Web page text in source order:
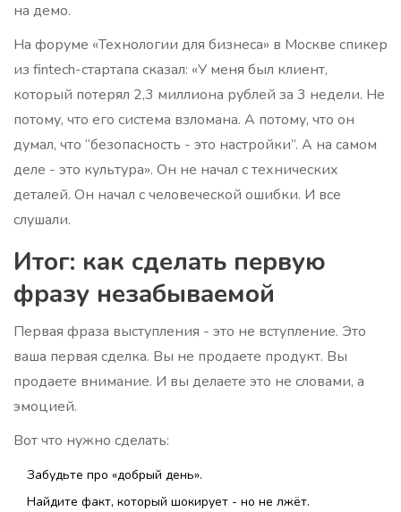
на демо.
На форуме «Технологии для бизнеса» в Москве спикер
из fintech-стартапа сказал: «У меня был клиент,
который потерял 2,3 миллиона рублей за 3 недели. Не
потому, что его система взломана. А потому, что он
думал, что “безопасность - это настройки”. А на самом
деле - это культура». Он не начал с технических
деталей. Он начал с человеческой ошибки. И все
слушали.
Итог: как сделать первую
фразу незабываемой
Первая фраза выступления - это не вступление. Это
ваша первая сделка. Вы не продаете продукт. Вы
продаете внимание. И вы делаете это не словами, а
эмоцией.
Вот что нужно сделать:
Забудьте про «добрый день».
Найдите факт, который шокирует - но не лжёт.